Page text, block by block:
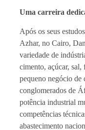
Uma carreira
Após os seus
Azhar, no Cairo,
variedade de
cimento, açúcar,
pequeno negócio de
conglomerados de
potência industrial
competências
abastecimento